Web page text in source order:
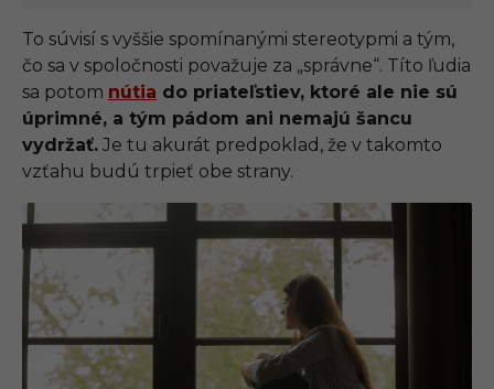
To súvisí s vyššie spomínanými stereotypmi a tým,
čo sa v spoločnosti považuje za „správne“. Títo ľudia
sa potom nútia do priateľstiev, ktoré ale nie sú
úprimné, a tým pádom ani nemajú šancu
vydržať. Je tu akurát predpoklad, že v takomto
vzťahu budú trpieť obe strany.